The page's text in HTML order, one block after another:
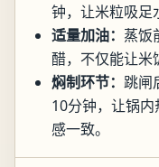
钟，让米粒吸足
适量加油： 蒸饭
醋，不仅能让米
焖制环节： 跳闸
10分钟，让锅
感一致。